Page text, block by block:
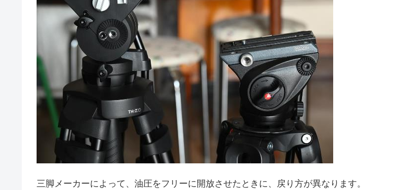
三脚メーカーによって、油圧をフリーに開放させたときに、戻り方が異なります。